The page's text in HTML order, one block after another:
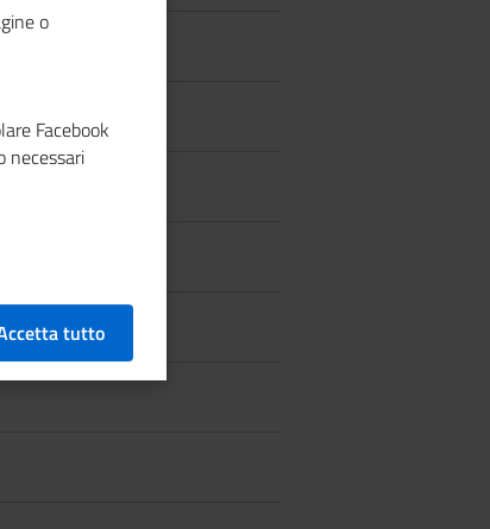
o
Facebook
necessari
tutto